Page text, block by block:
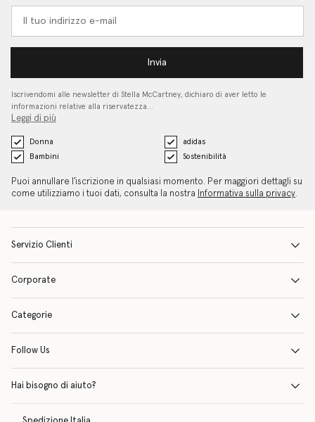
Invia
Iscrivendomi alle newsletter di Stella McCartney, dichiaro di aver letto le
informazioni relative alla riservatezza…
Leggi di più
Donna
adidas
Bambini
Sostenibilità
Puoi annullare l'iscrizione in qualsiasi momento. Per maggiori dettagli su
come utilizziamo i tuoi dati, consulta la nostra
Informativa sulla privacy.
Servizio Clienti
Corporate
Categorie
Follow Us
Hai bisogno di aiuto?